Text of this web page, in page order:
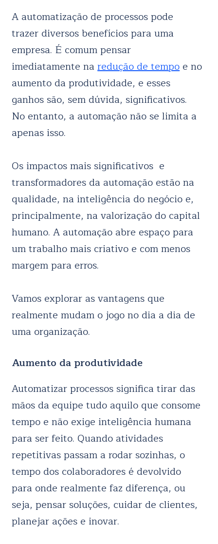
A automatização de processos pode
trazer diversos benefícios para uma
empresa. É comum pensar
imediatamente naredução de tempoe no
aumento da produtividade, e esses
ganhos são, sem dúvida, significativos.
No entanto, a automação não se limita a
apenas isso.
Os impactos mais significativos e
transformadores da automação estão na
qualidade, na inteligência do negócio e,
principalmente, na valorização do capital
humano. A automação abre espaço para
um trabalho mais criativo e com menos
margem para erros.
Vamos explorar as vantagens que
realmente mudam o jogo no dia a dia de
uma organização.
Aumento da produtividade
Automatizar processos significa tirar das
mãos da equipe tudo aquilo que consome
tempo e não exige inteligência humana
para ser feito. Quando atividades
repetitivas passam a rodar sozinhas, o
tempo dos colaboradores é devolvido
para onde realmente faz diferença, ou
seja, pensar soluções, cuidar de clientes,
planejar ações e inovar.